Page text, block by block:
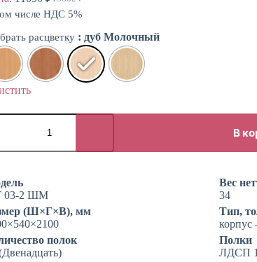
Первоначальная
цена
13862 ₽.
Текущая
цена:
числе НДС 5%
расцветку : дуб Молочный
В
03-2 ШМ
Вес
34
(Ш×Г×В), мм
Тип,
полок
Полки
ЛДСП